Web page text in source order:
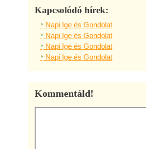
Kapcsolódó hírek:
Napi Ige és Gondolat
Napi Ige és Gondolat
Napi Ige és Gondolat
Napi Ige és Gondolat
Kommentáld!